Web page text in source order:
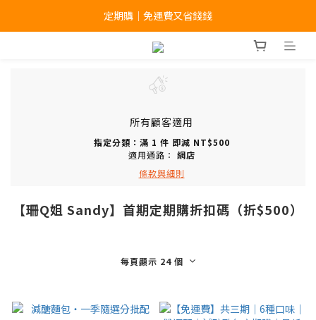
滿 $1,499 免運｜夏季享瘦補貨季
定期購｜免運費又省錢錢
滿 $1,499 免運｜夏季享瘦補貨季
所有顧客適用
指定分類：滿 1 件 即減 NT$500
適用通路： 網店
條款與細則
【珊Q姐 Sandy】首期定期購折扣碼（折$500）
每頁顯示 24 個